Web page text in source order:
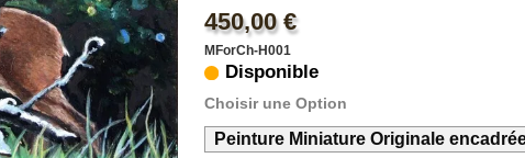
450,00 €
MForCh-H001
Disponible
Choisir une Option
Peinture Miniature Originale